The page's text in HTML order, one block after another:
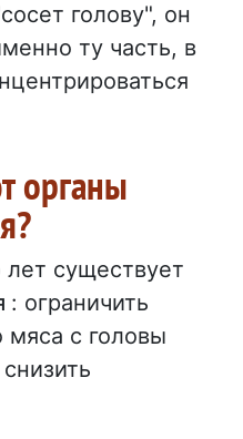
голову", он
ту часть, в
органы
существует
: ограничить
мяса с головы